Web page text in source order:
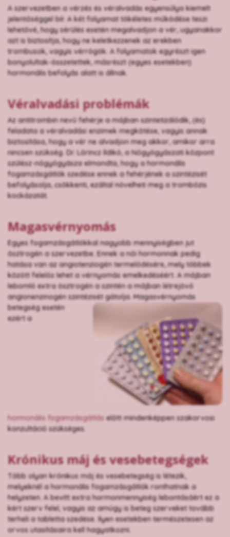
A szervezetben a vérzés és véralvadás egyensúlya kiemelt
jelentőséggel bír. A két folyamat tökéletes működése teszi
lehetővé, hogy sérülés esetén megalvadjon a vér, ugyanakkor
azt is biztosítja, hogy ne keletkezzenek az erekben
trombusok, vagyis vérrögök. A folyamatok egyrészt igen
bonyolultak-összetettek, másrészt (egyes esetekben)
hormonális befolyás alatt is állnak.
Véralvadási problémák
Az antitrombin nevű fehérje a májban szintetizálódik, (és)
feladata a véralvadási enzimek megkötése, vagyis annak
biztosítása, hogy a vér ne alvadjon meg akkor, amikor arra
nincsen szükség. Dr. Lőrincz Ildikó, a Nőgyógyászati központ
szülész-nőgyógyásza elmondta, hogy a hormonális
fogamzásgátlók szedése ennek a fehérjének a szintézisét
befolyásolja, csökkenti, ezáltal növelheti meg a trombózis
kockázatát.
Magasvérnyomás
Egyes fogamzásgátlókkal nagyobb mennyiségben jut
ösztrogén a szervezetbe. Ennek a női hormonnak pedig
hatása van az angiotenziogén termelődésére, mely többek
között felelős lehet a vérnyomás emelkedéséért. A májban
lebomló extra ösztrogén a szintén a májban létrejövő
angionenzinogén szintézisét gátolja.Magasvérnyomás
betegség esetén
ezért a
hormonális fogamzásgátlás előtt mindenképpen szakorvosi
konzultáció szükséges.
Krónikus máj és vesebetegségek
Több olyan krónikus máj és vesebetegség is létezik,
melyeknél a hormonális fogamzásgátlók ronthatnak a
helyzeten. A bevitt extra hormonmennyiség lebontásáért ez a
kért szerv felel, vagyis az amúgy is beteg szerveket tovább
terheli a tabletta szedése. Ilyen esetekben természetesen az
orvos utasításaira kell hagyatkozni.